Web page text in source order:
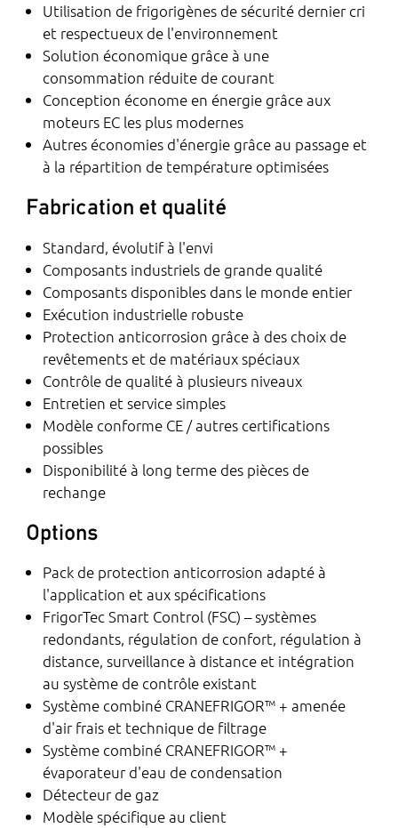
Utilisation de frigorigènes de sécurité dernier cri
et respectueux de l'environnement
Solution économique grâce à une
consommation réduite de courant
Conception économe en énergie grâce aux
moteurs EC les plus modernes
Autres économies d'énergie grâce au passage et
à la répartition de température optimisées
Fabrication et qualité
Standard, évolutif à l'envi
Composants industriels de grande qualité
Composants disponibles dans le monde entier
Exécution industrielle robuste
Protection anticorrosion grâce à des choix de
revêtements et de matériaux spéciaux
Contrôle de qualité à plusieurs niveaux
Entretien et service simples
Modèle conforme CE / autres certifications
possibles
Disponibilité à long terme des pièces de
rechange
Options
Pack de protection anticorrosion adapté à
l'application et aux spécifications
FrigorTec Smart Control (FSC) – systèmes
redondants, régulation de confort, régulation à
distance, surveillance à distance et intégration
au système de contrôle existant
Système combiné CRANEFRIGOR™ + amenée
d'air frais et technique de filtrage
Système combiné CRANEFRIGOR™ +
évaporateur d'eau de condensation
Détecteur de gaz
Modèle spécifique au client